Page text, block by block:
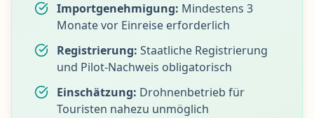
Importgenehmigung: Mindestens 3
Monate vor Einreise erforderlich
Registrierung: Staatliche Registrierung
und Pilot-Nachweis obligatorisch
Einschätzung: Drohnenbetrieb für
Touristen nahezu unmöglich